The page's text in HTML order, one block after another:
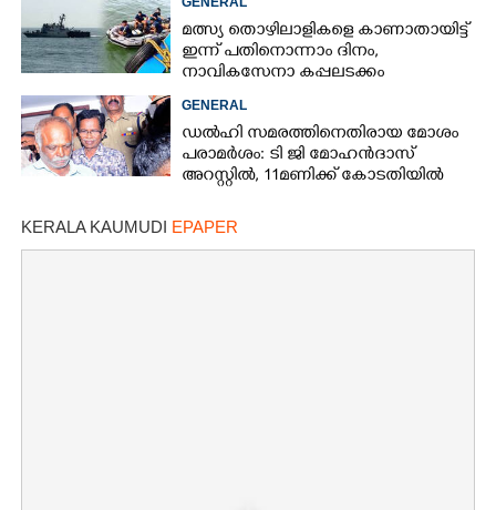
മത്സ്യ തൊഴിലാളികളെ കാണാതായിട്ട്
ഇന്ന് പതിനൊന്നാം ദിനം,
നാവികസേനാ കപ്പലടക്കം
GENERAL
ഡൽഹി സമരത്തിനെതിരായ മോശം
പരാമർശം: ടി ജി മോഹൻദാസ്
അറസ്റ്റിൽ, 11മണിക്ക് കോടതിയിൽ
KERALA KAUMUDI EPAPER
Share this link
Copy Link